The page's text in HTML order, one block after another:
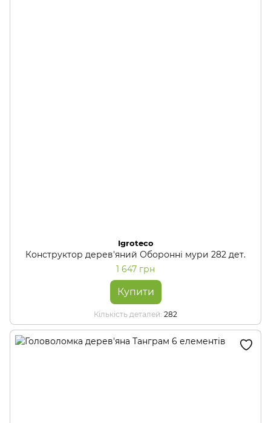
Igroteco
Конструктор дерев'яний Оборонні мури 282 дет.
1 647 грн
Купити
Кількість деталей 282